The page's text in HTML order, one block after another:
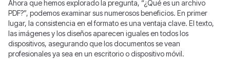
Ahora que hemos explorado la pregunta, “¿Qué es un archivo
PDF?”, podemos examinar sus numerosos beneficios. En primer
lugar, la consistencia en el formato es una ventaja clave. El texto,
las imágenes y los diseños aparecen iguales en todos los
dispositivos, asegurando que los documentos se vean
profesionales ya sea en un escritorio o dispositivo móvil.